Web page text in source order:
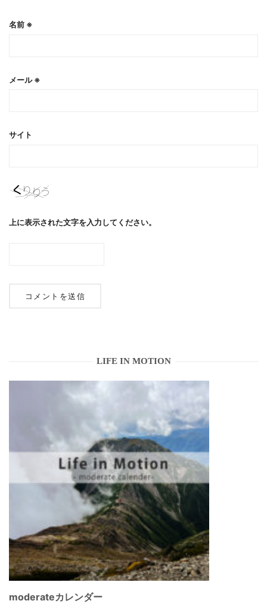
名前 ※
メール※
サイト
上に表示された文字を入力してください。
LIFE IN MOTION
moderateカレンダー